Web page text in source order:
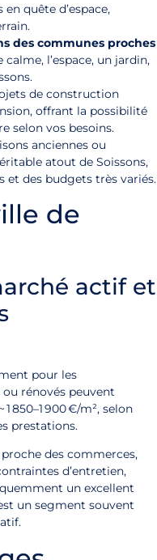
quête d’espace,
des communes proches
l’espace, un jardin,
de construction
offrant la possibilité
selon vos besoins.
anciennes ou
atout de Soissons,
et des budgets très variés.
de
actif et
pour les
rénovés peuvent
850–1 900 €/m², selon
prestations.
des commerces,
d’entretien,
un excellent
un segment souvent